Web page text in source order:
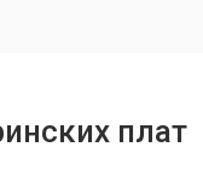
плат